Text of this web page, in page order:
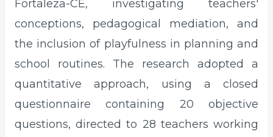
Fortaleza-CE, investigating teachers'
conceptions, pedagogical mediation, and
the inclusion of playfulness in planning and
school routines. The research adopted a
quantitative approach, using a closed
questionnaire containing 20 objective
questions, directed to 28 teachers working